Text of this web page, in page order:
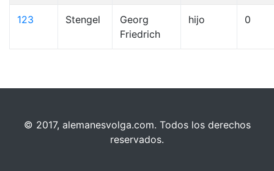
123 Stengel
Georg
Friedrich
hijo 0
© 2017, alemanesvolga.com. Todos los derechos
reservados.